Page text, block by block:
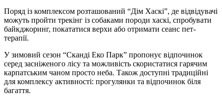
Поряд із комплексом розташований “Дім Хаскі”, де відвідувачі
можуть пройти трекінг із собаками породи хаскі, спробувати
байкджоринг, покататися верхи або отримати сеанс пет-
терапії.
У зимовий сезон “Сканді Еко Парк” пропонує відпочинок
серед засніженого лісу та можливість скористатися гарячим
карпатським чаном просто неба. Також доступні традиційні
для комплексу активності: прогулянки та відпочинок біля
багаття.